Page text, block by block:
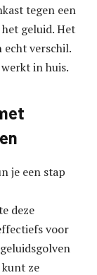
tegen een
geluid. Het
echt verschil.
in huis.
je een stap
deze
voor
ze